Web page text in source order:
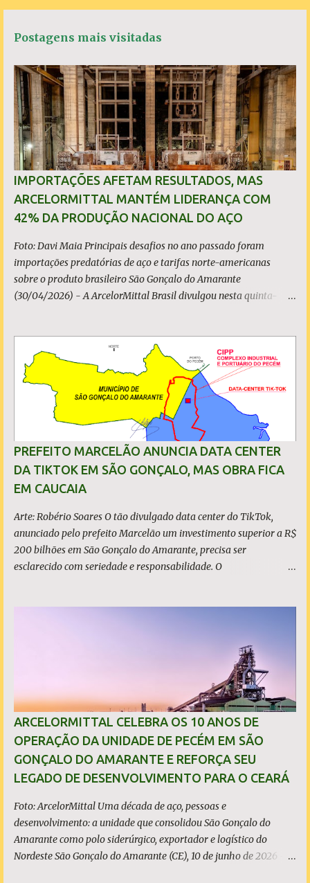
t
i
o
s
o
A
Postagens mais visitadas
IMPORTAÇÕES AFETAM RESULTADOS, MAS
ARCELORMITTAL MANTÉM LIDERANÇA COM
42% DA PRODUÇÃO NACIONAL DO AÇO
Foto: Davi Maia Principais desafios no ano passado foram
importações predatórias de aço e tarifas norte-americanas
sobre o produto brasileiro São Gonçalo do Amarante
(30/04/2026) - A ArcelorMittal Brasil divulgou nesta quinta-
predatórias, sobretudo da China, e as tarifas impostas pelo
Governo dos Estados Unidos afetaram os resultados financeiros
e operacionais da organização e de todo o setor do aço brasileiro.
Ainda assim, a empresa manteve-se como líder no Brasil, com
42% da produção nacional de aço bruto, os investimentos
programados e permaneceu firme em seus valores de segurança,
sustentabilidade, qualidade e liderança. A produção total de aço
somou 15,14 milhões de toneladas – um recuo de 1,3% em
relação a 2024. A produção de minério de ferro atingiu 2,34
milhões de toneladas, montante 18,3% menor que 2024. Neste
caso, o resultado foi impactado pela trans...
PREFEITO MARCELÃO ANUNCIA DATA CENTER
DA TIKTOK EM SÃO GONÇALO, MAS OBRA FICA
EM CAUCAIA
Arte: Robério Soares O tão divulgado data center do TikTok,
anunciado pelo prefeito Marcelão um investimento superior a R$
200 bilhões em São Gonçalo do Amarante, precisa ser
esclarecido com seriedade e responsabilidade. O
investimento que não lhe pertence, ou desconhece os limites
territoriais do município que governa. Em qualquer dos casos, a
situação é grave. A população tem direito à informação correta,
transparente e sem propaganda enganosa, sobretudo quando
investimentos bilionários são usados como vitrine política. O que
é, de fato, o CIPP O Complexo Industrial e Portuário do Pecém
(CIPP) está situado parcialmente nos municípios de São Gonçalo
do Amarante e de Caucaia, conforme demonstram o mapa
acima. Embora a Vila (ou distrito) do Pecém pertença a Sã...
ARCELORMITTAL CELEBRA OS 10 ANOS DE
OPERAÇÃO DA UNIDADE DE PECÉM EM SÃO
GONÇALO DO AMARANTE E REFORÇA SEU
LEGADO DE DESENVOLVIMENTO PARA O CEARÁ
Foto: ArcelorMittal Uma década de aço, pessoas e
desenvolvimento: a unidade que consolidou São Gonçalo do
Amarante como polo siderúrgico, exportador e logístico do
Nordeste São Gonçalo do Amarante (CE), 10 de junho de 2026 - A